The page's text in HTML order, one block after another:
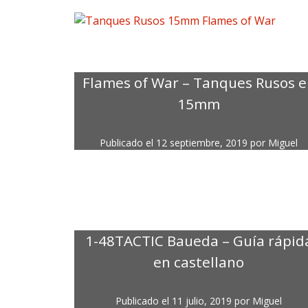
Flames of War – Tanques Rusos
15mm
Publicado el 12 septiembre, 2019 por Miguel
1-48TACTIC Baueda – Guía
en castellano
Publicado el 11 julio, 2019 por Miguel